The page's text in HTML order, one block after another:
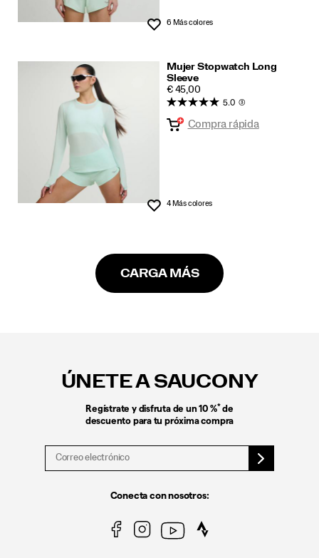
Lista de deseos
6 Más colores
Mujer Stopwatch Long
Sleeve
PRICE
€ 45,00
Lista de deseos
5.0 (3)
Compra rápida
4 Más colores
CARGA MÁS
ÚNETE A SAUCONY
Regístrate y disfruta de un 10 %*de
descuento para tu próxima compra
Conecta con nosotros: